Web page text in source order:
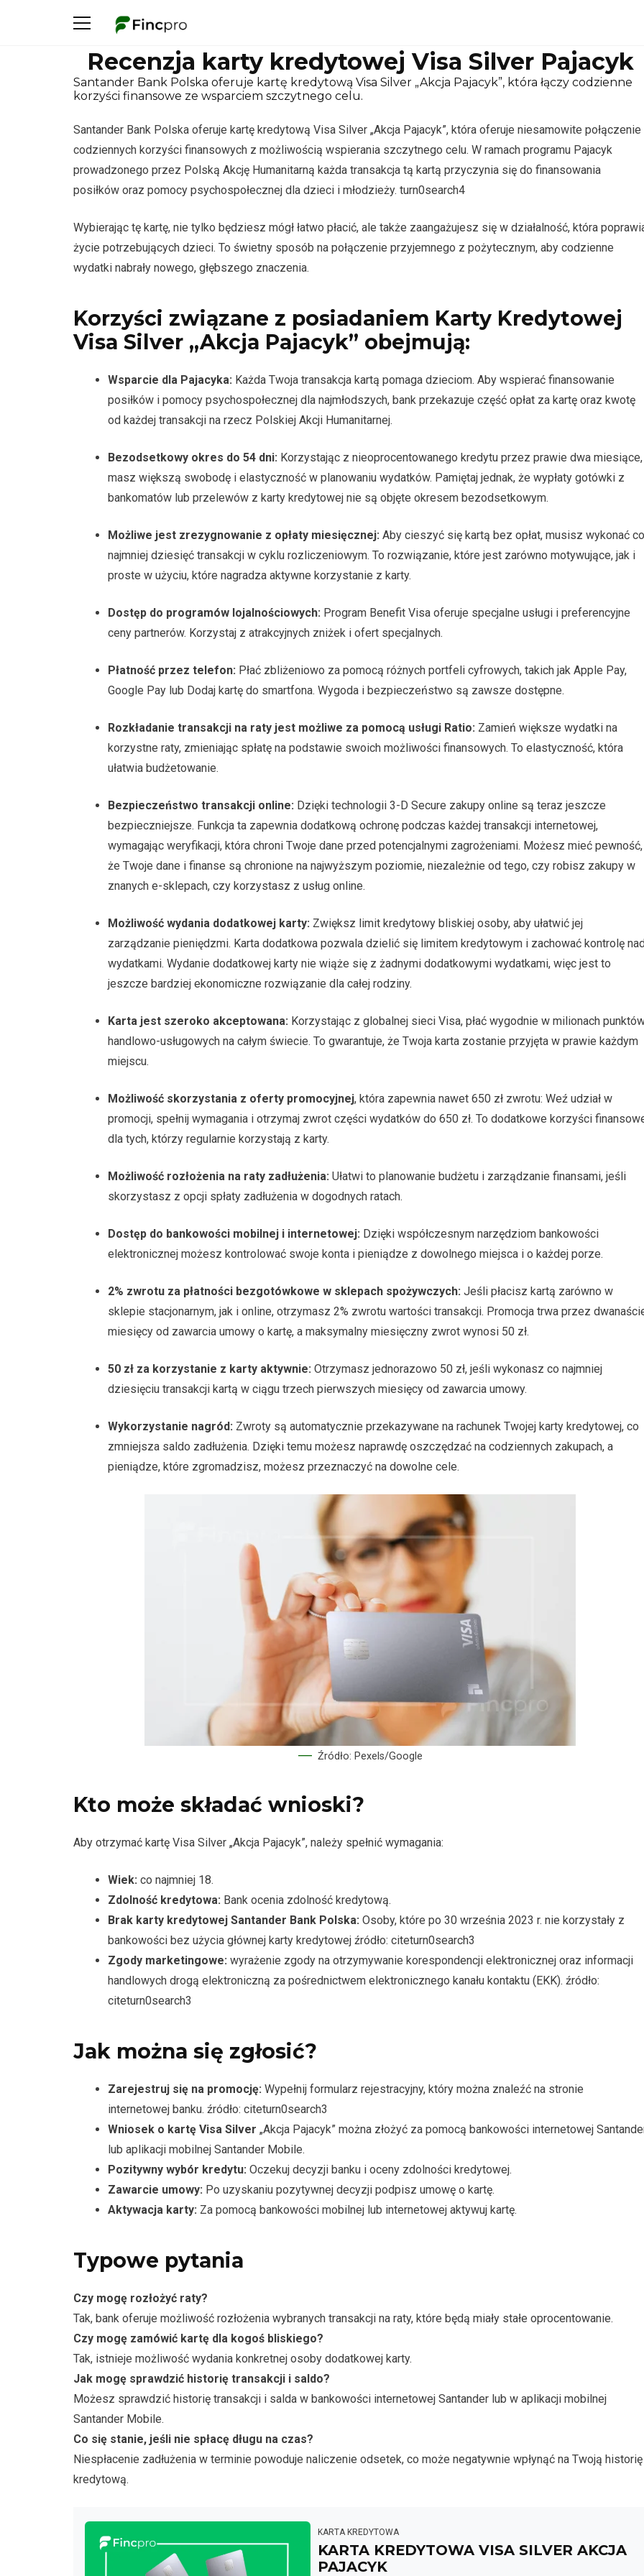
Recenzja karty kredytowej Visa Silver Pajacyk
Santander Bank Polska oferuje kartę kredytową Visa Silver „Akcja Pajacyk”, która łączy codzienne
korzyści finansowe ze wsparciem szczytnego celu.
Santander Bank Polska oferuje kartę kredytową Visa Silver „Akcja Pajacyk”, która oferuje niesamowite połączenie
codziennych korzyści finansowych z możliwością wspierania szczytnego celu. W ramach programu Pajacyk
prowadzonego przez Polską Akcję Humanitarną każda transakcja tą kartą przyczynia się do finansowania
posiłków oraz pomocy psychospołecznej dla dzieci i młodzieży. turn0search4
Wybierając tę kartę, nie tylko będziesz mógł łatwo płacić, ale także zaangażujesz się w działalność, która
życie potrzebujących dzieci. To świetny sposób na połączenie przyjemnego z pożytecznym, aby codzienne
wydatki nabrały nowego, głębszego znaczenia.
Korzyści związane z posiadaniem Karty Kredytowej
Visa Silver „Akcja Pajacyk” obejmują:
Wsparcie dla Pajacyka: Każda Twoja transakcja kartą pomaga dzieciom. Aby wspierać finansowanie
posiłków i pomocy psychospołecznej dla najmłodszych, bank przekazuje część opłat za kartę oraz kwotę
od każdej transakcji na rzecz Polskiej Akcji Humanitarnej.
Bezodsetkowy okres do 54 dni: Korzystając z nieoprocentowanego kredytu przez prawie dwa miesiące,
masz większą swobodę i elastyczność w planowaniu wydatków. Pamiętaj jednak, że wypłaty gotówki z
bankomatów lub przelewów z karty kredytowej nie są objęte okresem bezodsetkowym.
Możliwe jest zrezygnowanie z opłaty miesięcznej: Aby cieszyć się kartą bez opłat, musisz wykonać co
najmniej dziesięć transakcji w cyklu rozliczeniowym. To rozwiązanie, które jest zarówno motywujące, jak i
proste w użyciu, które nagradza aktywne korzystanie z karty.
Dostęp do programów lojalnościowych: Program Benefit Visa oferuje specjalne usługi i preferencyjne
ceny partnerów. Korzystaj z atrakcyjnych zniżek i ofert specjalnych.
Płatność przez telefon: Płać zbliżeniowo za pomocą różnych portfeli cyfrowych, takich jak Apple Pay,
Google Pay lub Dodaj kartę do smartfona. Wygoda i bezpieczeństwo są zawsze dostępne.
Rozkładanie transakcji na raty jest możliwe za pomocą usługi Ratio: Zamień większe wydatki na
korzystne raty, zmieniając spłatę na podstawie swoich możliwości finansowych. To elastyczność, która
ułatwia budżetowanie.
Bezpieczeństwo transakcji online: Dzięki technologii 3-D Secure zakupy online są teraz jeszcze
bezpieczniejsze. Funkcja ta zapewnia dodatkową ochronę podczas każdej transakcji internetowej,
wymagając weryfikacji, która chroni Twoje dane przed potencjalnymi zagrożeniami. Możesz mieć pewność,
że Twoje dane i finanse są chronione na najwyższym poziomie, niezależnie od tego, czy robisz zakupy w
znanych e-sklepach, czy korzystasz z usług online.
Możliwość wydania dodatkowej karty: Zwiększ limit kredytowy bliskiej osoby, aby ułatwić jej
zarządzanie pieniędzmi. Karta dodatkowa pozwala dzielić się limitem kredytowym i zachować kontrolę
wydatkami. Wydanie dodatkowej karty nie wiąże się z żadnymi dodatkowymi wydatkami, więc jest to
jeszcze bardziej ekonomiczne rozwiązanie dla całej rodziny.
Karta jest szeroko akceptowana: Korzystając z globalnej sieci Visa, płać wygodnie w milionach
handlowo-usługowych na całym świecie. To gwarantuje, że Twoja karta zostanie przyjęta w prawie każdym
miejscu.
Możliwość skorzystania z oferty promocyjnej, która zapewnia nawet 650 zł zwrotu: Weź udział w
promocji, spełnij wymagania i otrzymaj zwrot części wydatków do 650 zł. To dodatkowe korzyści
dla tych, którzy regularnie korzystają z karty.
Możliwość rozłożenia na raty zadłużenia: Ułatwi to planowanie budżetu i zarządzanie finansami, jeśli
skorzystasz z opcji spłaty zadłużenia w dogodnych ratach.
Dostęp do bankowości mobilnej i internetowej: Dzięki współczesnym narzędziom bankowości
elektronicznej możesz kontrolować swoje konta i pieniądze z dowolnego miejsca i o każdej porze.
2% zwrotu za płatności bezgotówkowe w sklepach spożywczych: Jeśli płacisz kartą zarówno w
sklepie stacjonarnym, jak i online, otrzymasz 2% zwrotu wartości transakcji. Promocja trwa przez
miesięcy od zawarcia umowy o kartę, a maksymalny miesięczny zwrot wynosi 50 zł.
50 zł za korzystanie z karty aktywnie: Otrzymasz jednorazowo 50 zł, jeśli wykonasz co najmniej
dziesięciu transakcji kartą w ciągu trzech pierwszych miesięcy od zawarcia umowy.
Wykorzystanie nagród: Zwroty są automatycznie przekazywane na rachunek Twojej karty kredytowej, co
zmniejsza saldo zadłużenia. Dzięki temu możesz naprawdę oszczędzać na codziennych zakupach, a
pieniądze, które zgromadzisz, możesz przeznaczyć na dowolne cele.
Źródło: Pexels/Google
Kto może składać wnioski?
Aby otrzymać kartę Visa Silver „Akcja Pajacyk”, należy spełnić wymagania:
Wiek: co najmniej 18.
Zdolność kredytowa: Bank ocenia zdolność kredytową.
Brak karty kredytowej Santander Bank Polska: Osoby, które po 30 września 2023 r. nie korzystały z
bankowości bez użycia głównej karty kredytowej źródło: citeturn0search3
Zgody marketingowe: wyrażenie zgody na otrzymywanie korespondencji elektronicznej oraz informacji
handlowych drogą elektroniczną za pośrednictwem elektronicznego kanału kontaktu (EKK). źródło:
citeturn0search3
Jak można się zgłosić?
Zarejestruj się na promocję: Wypełnij formularz rejestracyjny, który można znaleźć na stronie
internetowej banku. źródło: citeturn0search3
Wniosek o kartę Visa Silver „Akcja Pajacyk” można złożyć za pomocą bankowości internetowej
lub aplikacji mobilnej Santander Mobile.
Pozitywny wybór kredytu: Oczekuj decyzji banku i oceny zdolności kredytowej.
Zawarcie umowy: Po uzyskaniu pozytywnej decyzji podpisz umowę o kartę.
Aktywacja karty: Za pomocą bankowości mobilnej lub internetowej aktywuj kartę.
Typowe pytania
Czy mogę rozłożyć raty?
Tak, bank oferuje możliwość rozłożenia wybranych transakcji na raty, które będą miały stałe oprocentowanie.
Czy mogę zamówić kartę dla kogoś bliskiego?
Tak, istnieje możliwość wydania konkretnej osoby dodatkowej karty.
Jak mogę sprawdzić historię transakcji i saldo?
Możesz sprawdzić historię transakcji i salda w bankowości internetowej Santander lub w aplikacji mobilnej
Santander Mobile.
Co się stanie, jeśli nie spłacę długu na czas?
Niespłacenie zadłużenia w terminie powoduje naliczenie odsetek, co może negatywnie wpłynąć na Twoją historię
kredytową.
KARTA KREDYTOWA
KARTA KREDYTOWA VISA SILVER AKCJA
PAJACYK